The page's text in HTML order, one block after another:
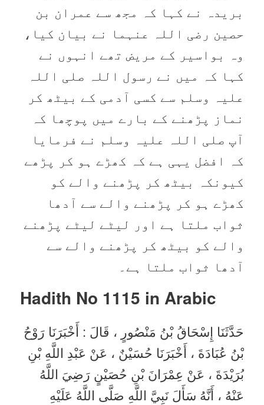
بریدہ نے کہا کہ مجھ سے عمران بن
حصین رضی اللہ عنہما نے بیان کیا،
وہ بواسیر کے مریض تھے انہوں نے
کہا کہ میں نے رسول اللہ صلی اللہ
علیہ وسلم سے کسی آدمی کے بیٹھ کر
نماز پڑھنے کے بارے میں پوچھا کہ
آپ صلی اللہ علیہ وسلم نے فرمایا
کہ افضل یہی ہے کہ کھڑے ہو کر پڑھے
کیونکہ بیٹھ کر پڑھنے والے کو
کھڑے ہو کر پڑھنے والے سے آدھا
ثواب ملتا ہے اور لیٹے لیٹے پڑھنے
والے کو بیٹھ کر پڑھنے والے سے
آدھا ثواب ملتا ہے۔
Hadith No 1115 in Arabic
حَدَّثَنَا إِسْحَاقُ بْنُ مَنْصُورٍ ، قَالَ : أَخْبَرَنَا رَوْحُ
بْنُ عُبَادَةَ ، أَخْبَرَنَا حُسَيْنٌ ، عَنْ عَبْدِ اللَّهِ بْنِ
بُرَيْدَةَ ، عَنْ عِمْرَانَ بْنِ حُصَيْنٍ رَضِيَ اللَّهُ
عَنْهُ ، أَنَّهُ سَأَلَ نَبِيَّ اللَّهِ صَلَّى اللَّهُ عَلَيْهِ